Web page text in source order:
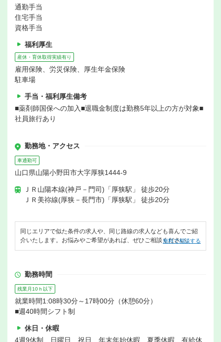
通勤手当
住宅手当
資格手当
福利厚生
産休・育休取得実績有り
雇用保険、労災保険、厚生年金保険
駐車場
手当・福利厚生備考
■薬剤師国保への加入■退職金制度は勤務5年以上の方が対象■
社員旅行あり
勤務地・アクセス
車通勤可
山口県山陽小野田市大字厚狭1444-9
ＪＲ山陽本線(神戸－門司)「厚狭駅」 徒歩20分
ＪＲ美祢線(厚狭－長門市)「厚狭駅」 徒歩20分
同じエリアで似た条件の求人や、同じ路線の求人なども喜んでご紹
介いたします。お悩みやご希望があれば、ぜひご相談ください。
無料で相談する
勤務時間
残業月10ｈ以下
就業時間1:08時30分～17時00分（休憩60分）
■週40時間シフト制
休日・休暇
4週9休制 日曜日 祝日 年末年始休暇 夏季休暇 有給休